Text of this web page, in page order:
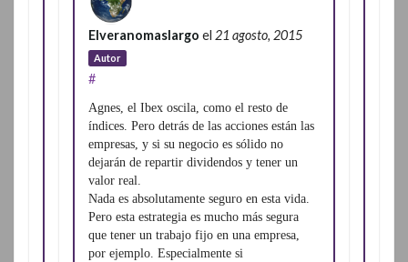
Elveranomaslargo el 21 agosto, 2015
Autor
#
Agnes, el Ibex oscila, como el resto de
índices. Pero detrás de las acciones están las
empresas, y si su negocio es sólido no
dejarán de repartir dividendos y tener un
valor real.
Nada es absolutamente seguro en esta vida.
Pero esta estrategia es mucho más segura
que tener un trabajo fijo en una empresa,
por ejemplo. Especialmente si